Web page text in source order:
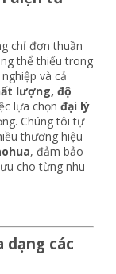
chỉ đơn thuần
thể thiếu trong
và cả
lượng, độ
lựa chọn đại lý
Chúng tôi tự
thương hiệu
, đảm bảo
cho từng nhu
dạng các